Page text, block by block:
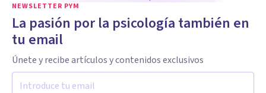
NEWSLETTER PYM
La pasión por la psicología también en
tu email
Únete y recibe artículos y contenidos exclusivos